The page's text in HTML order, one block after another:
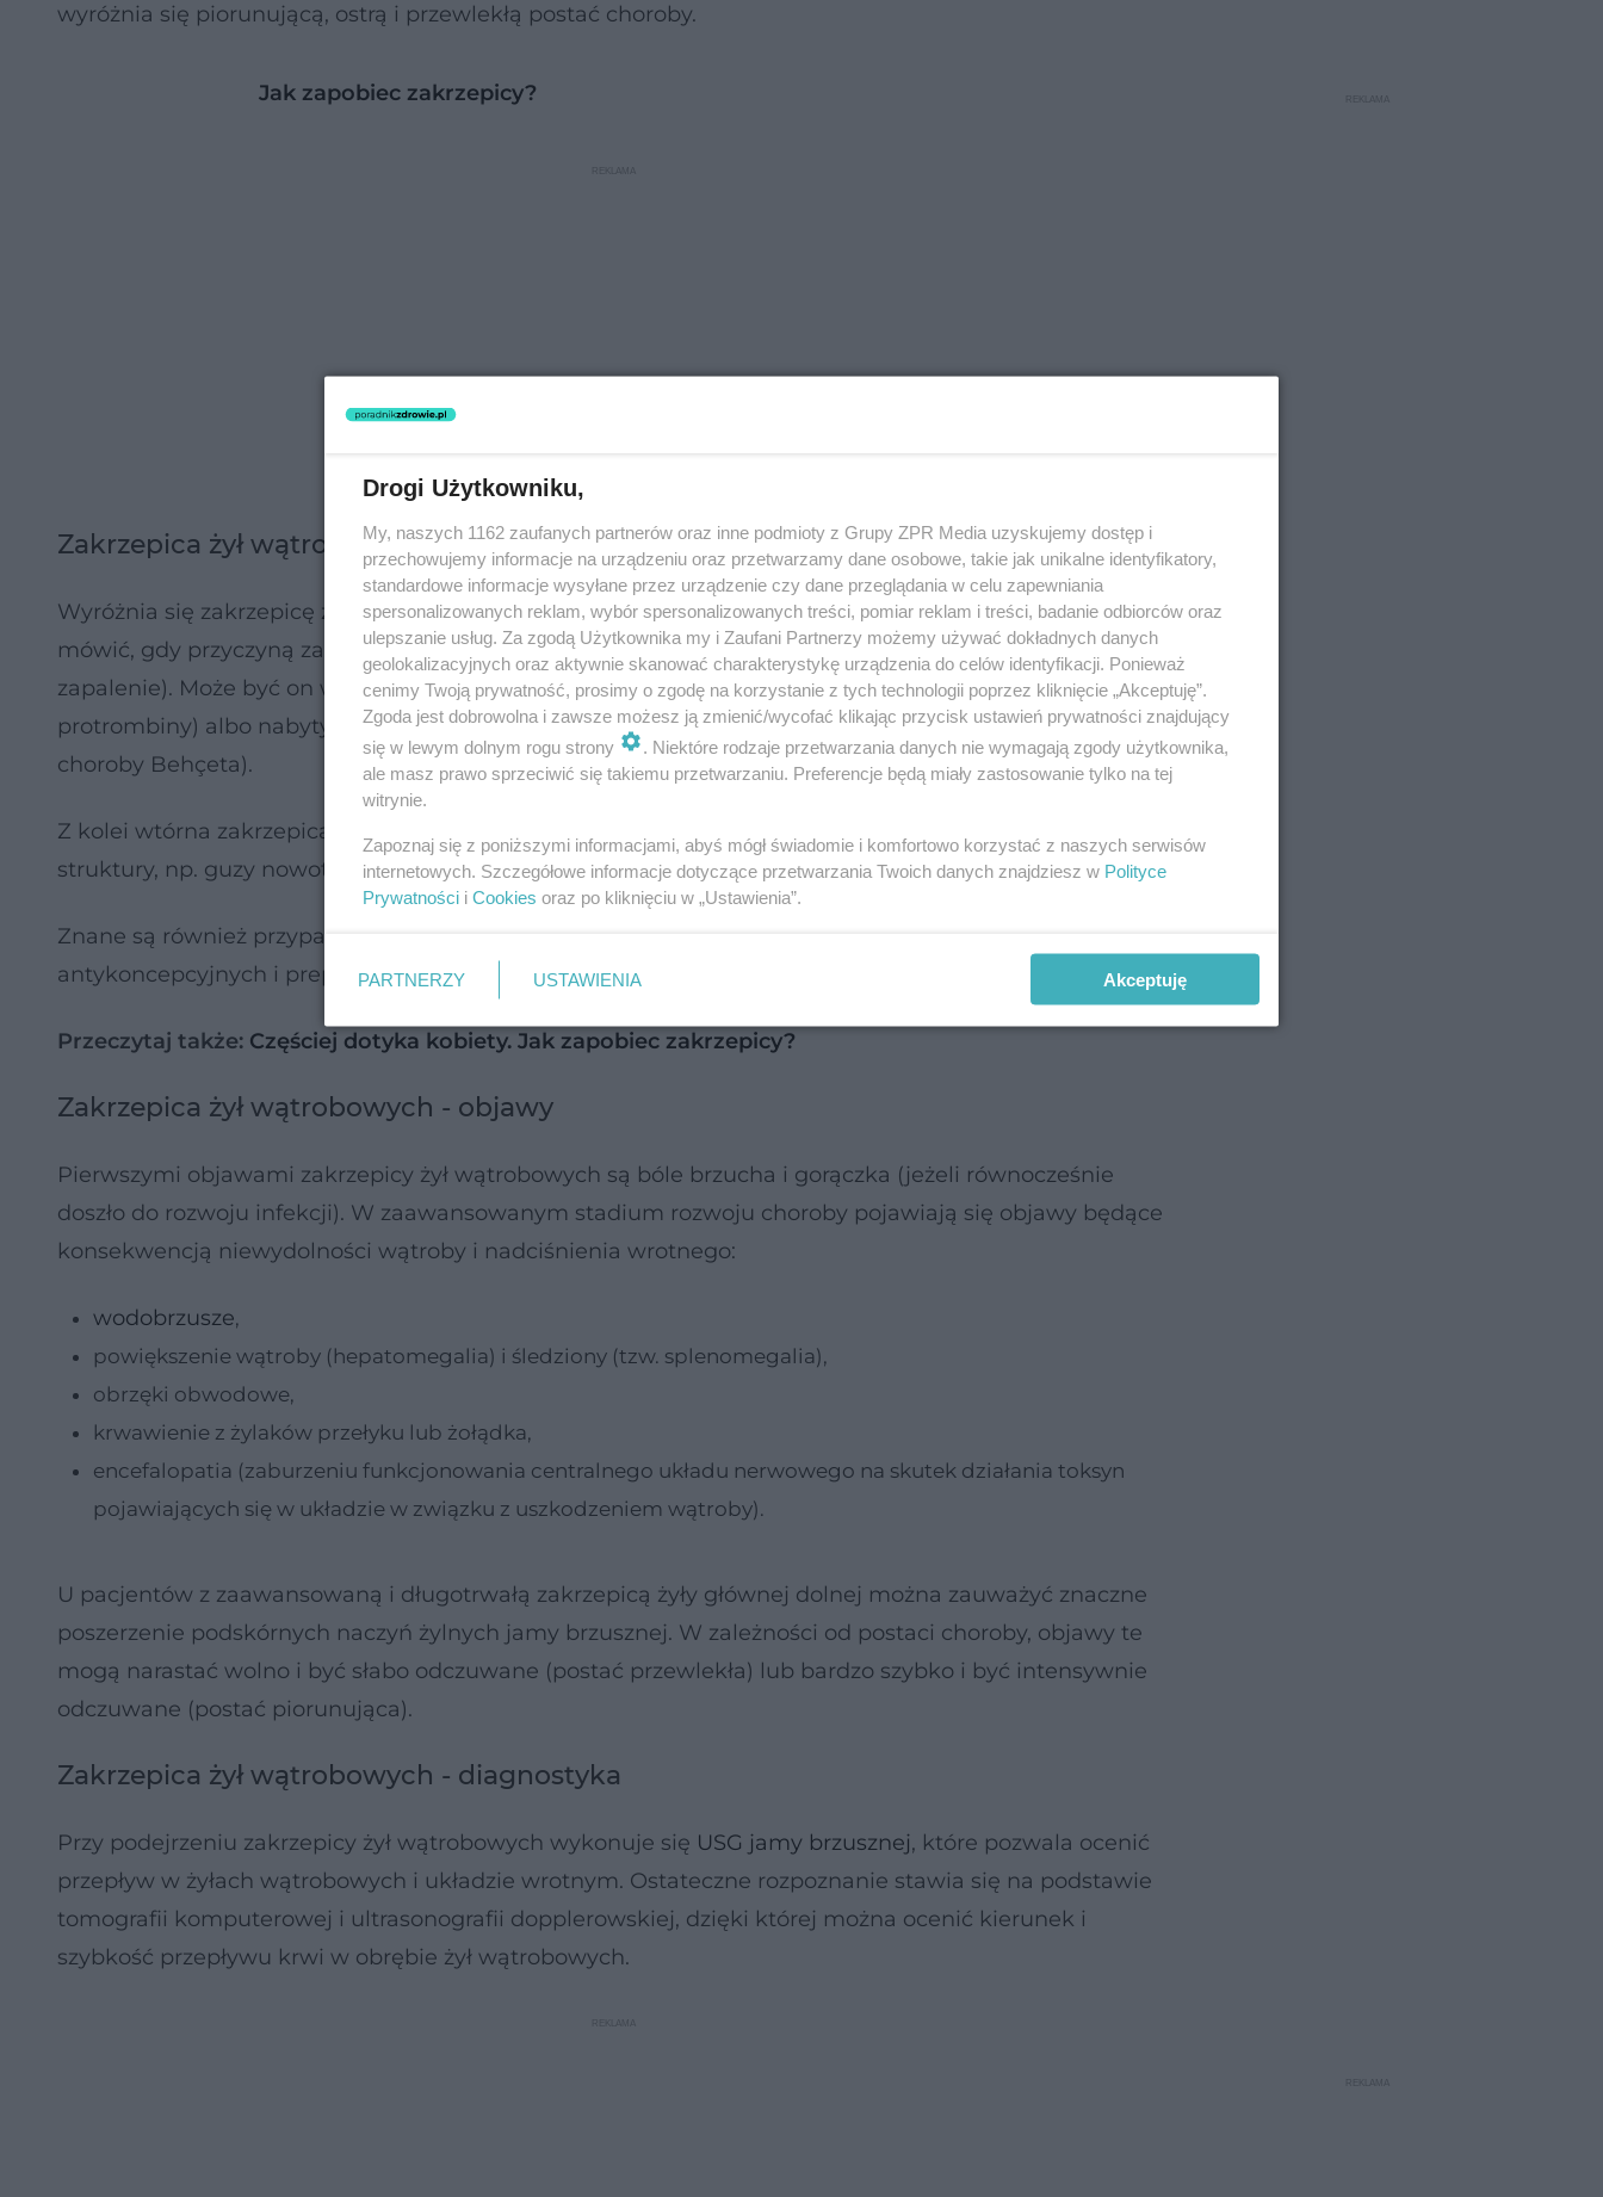
wyróżnia się piorunującą, ostrą i przewlekłą postać choroby.
Jak zapobiec zakrzepicy?
Zakrzepica żył wątrobowych - przyczyny
Wyróżnia się zakrzepicę żył wątrobowych pierwotną i wtórną. O pierwotnym zespole BCS można
mówić, gdy przyczyną zaburzeń przepływu krwi jest proces toczący się wewnątrz naczynia (np. zakrzep,
zapalenie). Może być on wynikiem schorzeń wrodzonych (np. niedoboru białka C, mutacji genu
protrombiny) albo nabytych (np. zespołu antyfosfolipidowego, nocnej napadowej hemoglobinurii lub
choroby Behçeta).
Z kolei wtórna zakrzepica żył wątrobowych jest konsekwencją ucisku naczynia przez sąsiadujące
struktury, np. guzy nowotworowe (rak wątroby, nerki), ropnie i torbiele.
Znane są również przypadki, w których zakrzepica jest związana z przyjmowaniem doustnych środków
antykoncepcyjnych i preparatów immunosupresyjnych.
Przeczytaj także: Częściej dotyka kobiety. Jak zapobiec zakrzepicy?
Zakrzepica żył wątrobowych - objawy
Pierwszymi objawami zakrzepicy żył wątrobowych są bóle brzucha i gorączka (jeżeli równocześnie
doszło do rozwoju infekcji). W zaawansowanym stadium rozwoju choroby pojawiają się objawy będące
konsekwencją niewydolności wątroby i nadciśnienia wrotnego:
wodobrzusze,
powiększenie wątroby (hepatomegalia) i śledziony (tzw. splenomegalia),
obrzęki obwodowe,
krwawienie z żylaków przełyku lub żołądka,
encefalopatia (zaburzeniu funkcjonowania centralnego układu nerwowego na skutek działania toksyn
pojawiających się w układzie w związku z uszkodzeniem wątroby).
U pacjentów z zaawansowaną i długotrwałą zakrzepicą żyły głównej dolnej można zauważyć znaczne
poszerzenie podskórnych naczyń żylnych jamy brzusznej. W zależności od postaci choroby, objawy te
mogą narastać wolno i być słabo odczuwane (postać przewlekła) lub bardzo szybko i być intensywnie
odczuwane (postać piorunująca).
Zakrzepica żył wątrobowych - diagnostyka
Przy podejrzeniu zakrzepicy żył wątrobowych wykonuje się USG jamy brzusznej, które pozwala ocenić
przepływ w żyłach wątrobowych i układzie wrotnym. Ostateczne rozpoznanie stawia się na podstawie
tomografii komputerowej i ultrasonografii dopplerowskiej, dzięki której można ocenić kierunek i
szybkość przepływu krwi w obrębie żył wątrobowych.
Drogi Użytkowniku,
My, naszych 1162 zaufanych partnerów oraz inne podmioty z Grupy ZPR Media uzyskujemy dostęp i
przechowujemy informacje na urządzeniu oraz przetwarzamy dane osobowe, takie jak unikalne identyfikatory,
standardowe informacje wysyłane przez urządzenie czy dane przeglądania w celu zapewniania
spersonalizowanych reklam, wybór spersonalizowanych treści, pomiar reklam i treści, badanie odbiorców oraz
ulepszanie usług. Za zgodą Użytkownika my i Zaufani Partnerzy możemy używać dokładnych danych
geolokalizacyjnych oraz aktywnie skanować charakterystykę urządzenia do celów identyfikacji. Ponieważ
cenimy Twoją prywatność, prosimy o zgodę na korzystanie z tych technologii poprzez kliknięcie „Akceptuję”.
Zgoda jest dobrowolna i zawsze możesz ją zmienić/wycofać klikając przycisk ustawień prywatności znajdujący
się w lewym dolnym rogu strony
. Niektóre rodzaje przetwarzania danych nie wymagają zgody użytkownika,
ale masz prawo sprzeciwić się takiemu przetwarzaniu. Preferencje będą miały zastosowanie tylko na tej
witrynie.
Zapoznaj się z poniższymi informacjami, abyś mógł świadomie i komfortowo korzystać z naszych serwisów
internetowych. Szczegółowe informacje dotyczące przetwarzania Twoich danych znajdziesz w Polityce
Prywatności i Cookies oraz po kliknięciu w „Ustawienia”.
PARTNERZY USTAWIENIA Akceptuję